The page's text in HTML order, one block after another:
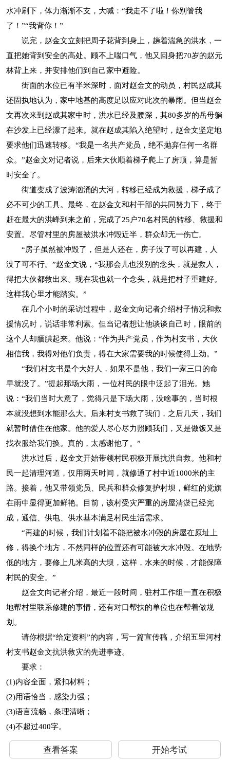
水冲刷下，体力渐渐不支，大喊：“我走不了啦！你别管我
了！”“我背你！”
说完，赵金文立刻把周子花背到身上，趟着湍急的洪水，一
直把她背到安全的高处。顾不上喘口气，他又回身把70岁的赵元
林背上来，并安排他们到自己家中避险。
街面的水位已有半米深时，面对赵金文的动员，村民赵成其
还固执地认为，家中地基的高度足以应对此次的暴雨。但当赵金
文再次来到赵成其家中时，洪水已经及腰深，其80多岁的岳母躺
在沙发上已经漂了起来。就在赵成其陷入绝望时，赵金文坚定地
要求他们迅速转移。“我是一名共产党员，绝不抛弃任何一名群
众。”赵金文对记者说，后来大伙顺着梯子爬上了房顶，算是暂
时安全了。
街道变成了波涛汹涌的大河，转移已经成为救援，梯子成了
必不可少的工具。最终，在赵金文和村干部的共同努力下，终于
赶在最大的洪峰到来之前，完成了25户70名村民的转移、救援和
安置。尽管村里的房屋被洪水冲毁近半，群众却无一伤亡。
“房子虽然被冲毁了，但是人还在，房子没了可以再建，人
没了可不行。”赵金文说，“我那会儿也没别的念头，就是救人，
得把大伙都救出来。现在我也就一个念头，就是把村子重建好。
这样我心里才能踏实。”
在几个小时的采访过程中，赵金文向记者介绍村子情况和救
援情况时，说话非常利索。但当记者想让他谈谈自己时，眼前的
这个人却腼腆起来。他说：“作为共产党员，作为村支书，大伙
相信我，我得对他们负责，得在大家需要我的时候使得上劲。”
“我们村支书是个大好人，如果不是他，我们一家三口的命
早就没了。”提起那场大雨，一位村民的眼中泛起了泪光。她
说：“我们当时大意了，觉得只是下场大雨，没啥事的，当时根
本就没想到水能那么大。后来村支书救了我们，之后几天，我们
就暂时借住在他家。他的爱人尽心尽力照顾我们，又是做饭又是
找衣服给我们换。真的，太感谢他了。”
洪水过后，赵金文开始带领村民积极开展抗洪自救。他和村
民一起清理河道，仅用两天时间，就修通了村中近1000米的主
路。接着，他又带领党员、民兵和群众修复护村坝，鲜红的党旗
在雨中显得更加鲜艳。目前，该村受灾严重的房屋清淤已经完
成，通信、供电、供水基本满足村民生活需求。
“再建的时候，我们计划着不能把被水冲毁的房屋在原址上
修，得换个地方，不然同样的位置还有可能被大水冲毁。在地势
低的地方，要修上几米高的大坝，这样，水来的时候，才能保障
村民的安全。”
赵金文向记者介绍，最近一段时间，驻村工作组一直在积极
地帮村里联系修建的事情，还有对口帮扶的单位也在帮着做规
划。
请你根据“给定资料”的内容，写一篇宣传稿，介绍五里河村
村支书赵金文抗洪救灾的先进事迹。
要求：
(1)内容全面，紧扣材料；
(2)用语恰当，感染力强；
(3)语言流畅，条理清晰；
(4)不超过400字。
查看答案 开始考试